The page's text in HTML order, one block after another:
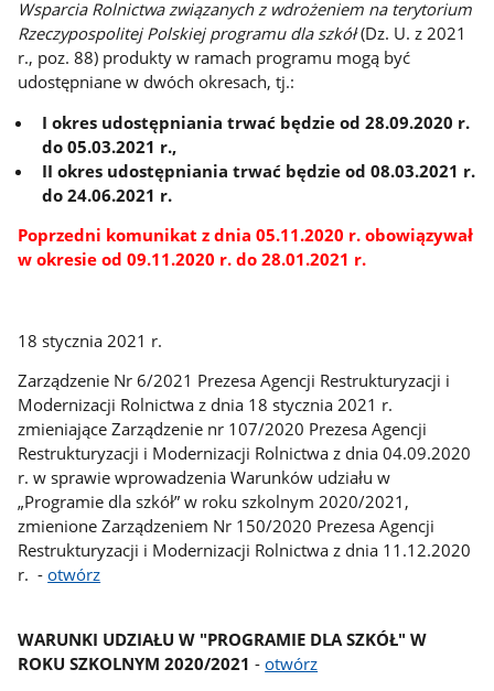
Wsparcia Rolnictwa związanych z wdrożeniem na terytorium
Rzeczypospolitej Polskiej programu dla szkół(Dz. U. z 2021
r., poz. 88) produkty w ramach programu mogą być
udostępniane w dwóch okresach, tj.:
I okres udostępniania trwać będzie od 28.09.2020 r.
do 05.03.2021 r.,
II okres udostępniania trwać będzie od 08.03.2021 r.
do 24.06.2021 r.
Poprzedni komunikat z dnia 05.11.2020 r. obowiązywał
w okresie od 09.11.2020 r. do 28.01.2021 r.
18 stycznia 2021 r.
Zarządzenie Nr 6/2021 Prezesa Agencji Restrukturyzacji i
Modernizacji Rolnictwa z dnia 18 stycznia 2021 r.
zmieniające Zarządzenie nr 107/2020 Prezesa Agencji
Restrukturyzacji i Modernizacji Rolnictwa z dnia 04.09.2020
r. w sprawie wprowadzenia Warunków udziału w
„Programie dla szkół” w roku szkolnym 2020/2021,
zmienione Zarządzeniem Nr 150/2020 Prezesa Agencji
Restrukturyzacji i Modernizacji Rolnictwa z dnia 11.12.2020
r. -otwórz
WARUNKI UDZIAŁU W "PROGRAMIE DLA SZKÓŁ" W
ROKU SZKOLNYM 2020/2021 -otwórz